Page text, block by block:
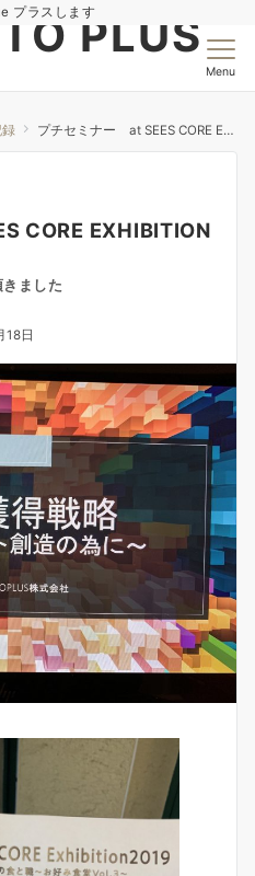
プラスしますPLUS
Menu
録 プチセミナー at SEES CORE EXHIBITION 2019
CORE EXHIBITION
ました
18日